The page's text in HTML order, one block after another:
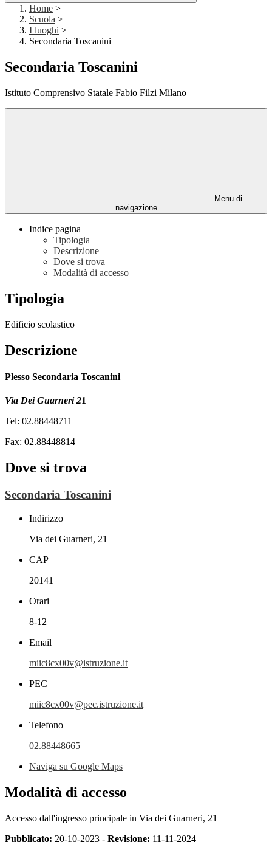
Home >
Scuola >
I luoghi >
Secondaria Toscanini
Secondaria Toscanini
Istituto Comprensivo Statale Fabio Filzi Milano
Menu di
navigazione
Indice pagina
Tipologia
Descrizione
Dove si trova
Modalità di accesso
Tipologia
Edificio scolastico
Descrizione
Plesso Secondaria Toscanini
Via Dei Guarneri 21
Tel: 02.88448711
Fax: 02.88448814
Dove si trova
Secondaria Toscanini
Indirizzo
Via dei Guarneri, 21
CAP
20141
Orari
8-12
Email
miic8cx00v@istruzione.it
PEC
miic8cx00v@pec.istruzione.it
Telefono
02.88448665
Naviga su Google Maps
Modalità di accesso
Accesso dall'ingresso principale in Via dei Guarneri, 21
Pubblicato: 20-10-2023 - Revisione: 11-11-2024